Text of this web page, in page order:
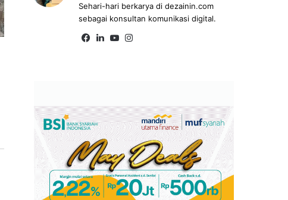
Sehari-hari berkarya di dezainin.com
sebagai konsultan komunikasi digital.
Fa Lin Yo